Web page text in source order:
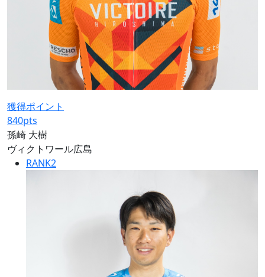
獲得ポイント
840pts
孫崎 大樹
ヴィクトワール広島
RANK2